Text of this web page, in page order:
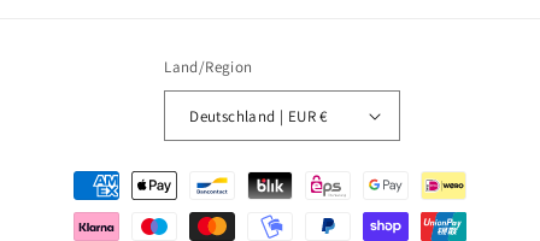
Land/Region
Deutschland | EUR €
Zahlungsmethoden